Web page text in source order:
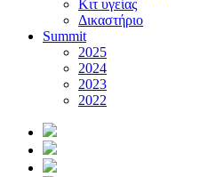
Κιτ υγείας
Δικαστήριο
Summit
2025
2024
2023
2022